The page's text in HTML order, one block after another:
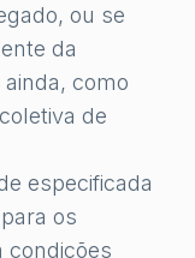
ou se
da
como
de
especificada
os
condições